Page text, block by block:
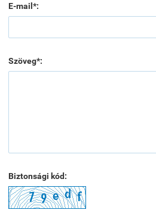
E-mail*:
Szöveg*:
Biztonsági kód: